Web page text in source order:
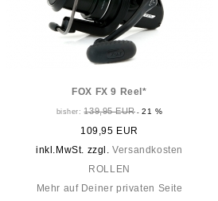
FOX FX 9 Reel*
bisher:139,95 EUR-21 %
109,95 EUR
inkl.MwSt. zzgl.Versandkosten
ROLLEN
Mehr auf Deiner privaten Seite